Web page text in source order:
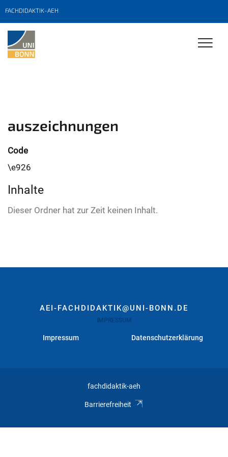
FACHDIDAKTIK-AEH
auszeichnungen
Code
\e926
Inhalte
Dieser Ordner hat zur Zeit keinen Inhalt.
AEI-FACHDIDAKTIK@UNI-BONN.DE
IMPRESSUM
Impressum Datenschutzerklärung
fachdidaktik-aeh
Barrierefreiheit